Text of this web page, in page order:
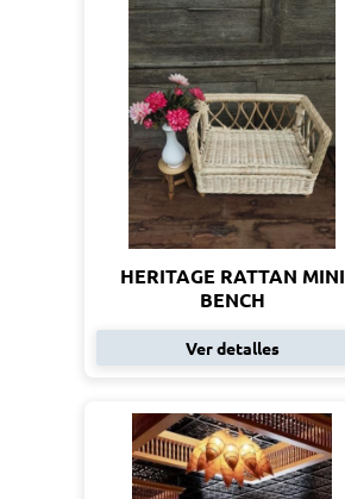
HERITAGE RATTAN MINI
BENCH
Ver detalles